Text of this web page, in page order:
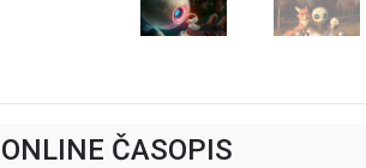
ONLINE ČASOPIS